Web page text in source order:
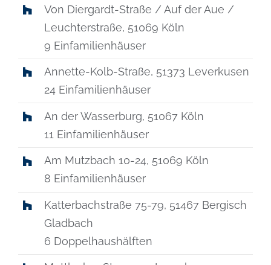
Von Diergardt-Straße / Auf der Aue /
Leuchterstraße, 51069 Köln
9 Einfamilienhäuser
Annette-Kolb-Straße, 51373 Leverkusen
24 Einfamilienhäuser
An der Wasserburg, 51067 Köln
11 Einfamilienhäuser
Am Mutzbach 10-24, 51069 Köln
8 Einfamilienhäuser
Katterbachstraße 75-79, 51467 Bergisch
Gladbach
6 Doppelhaushälften